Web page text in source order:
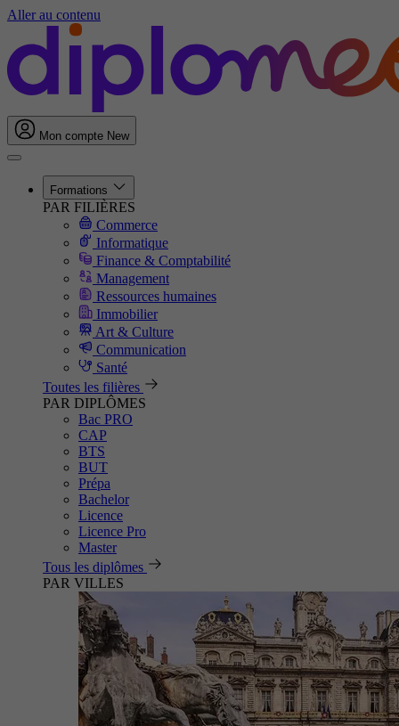
Aller au contenu
Mon compte New
Formations
PAR FILIÈRES
Commerce
Informatique
Finance & Comptabilité
Management
Ressources humaines
Immobilier
Art & Culture
Communication
Santé
Toutes les filières
PAR DIPLÔMES
Bac PRO
CAP
BTS
BUT
Prépa
Bachelor
Licence
Licence Pro
Master
Tous les diplômes
PAR VILLES